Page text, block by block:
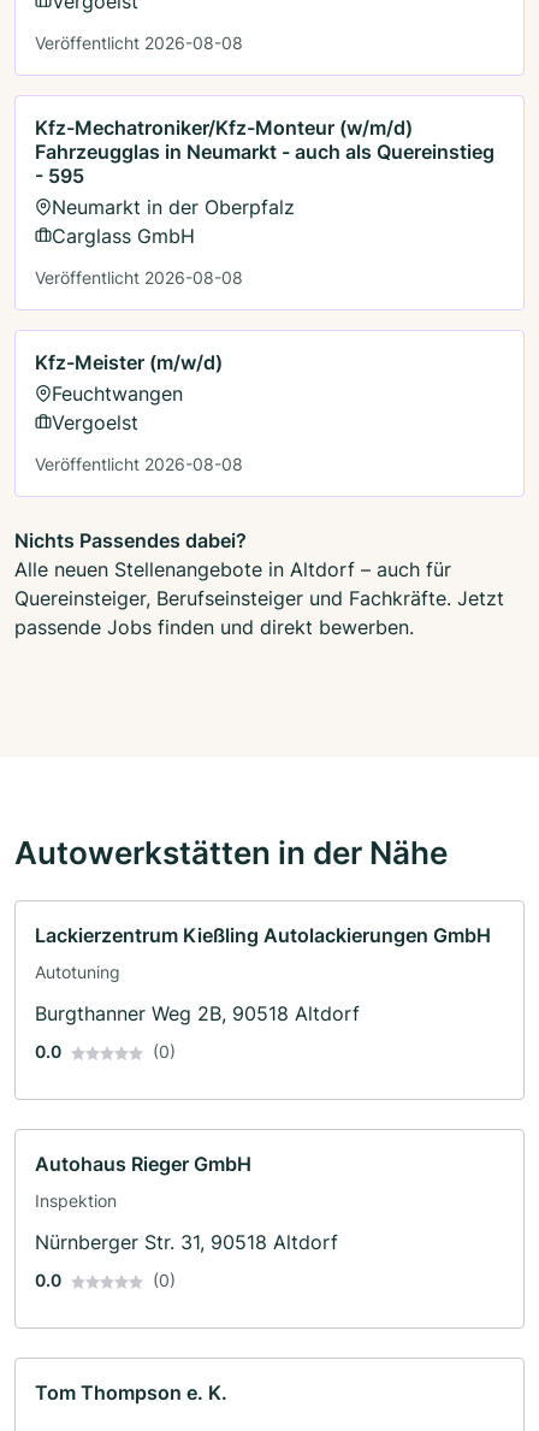
Veröffentlicht 2026-08-08
Kfz-Mechatroniker/Kfz-Monteur (w/m/d)
Fahrzeugglas in Neumarkt - auch als Quereinstieg
- 595
Neumarkt in der Oberpfalz
Carglass GmbH
Veröffentlicht 2026-08-08
Kfz-Meister (m/w/d)
Feuchtwangen
Vergoelst
Veröffentlicht 2026-08-08
Nichts Passendes dabei?
Alle neuen Stellenangebote in Altdorf – auch für
Quereinsteiger, Berufseinsteiger und Fachkräfte. Jetzt
passende Jobs finden und direkt bewerben.
Autowerkstätten in der Nähe
Lackierzentrum Kießling Autolackierungen GmbH
Autotuning
Burgthanner Weg 2B, 90518 Altdorf
0.0 (0)
Autohaus Rieger GmbH
Inspektion
Nürnberger Str. 31, 90518 Altdorf
0.0 (0)
Tom Thompson e. K.